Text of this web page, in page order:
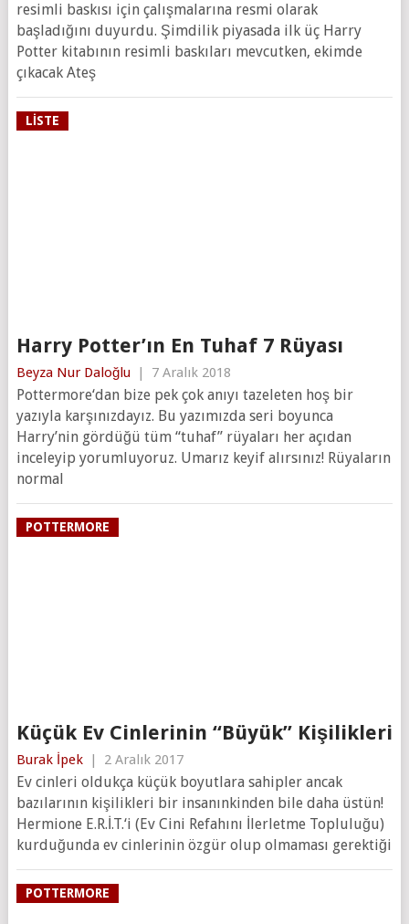
resimli baskısı için çalışmalarına resmi olarak
başladığını duyurdu. Şimdilik piyasada ilk üç Harry
Potter kitabının resimli baskıları mevcutken, ekimde
çıkacak Ateş
LISTE
Harry Potter’ın En Tuhaf 7 Rüyası
Beyza Nur Daloğlu | 7 Aralık 2018
Pottermore‘dan bize pek çok anıyı tazeleten hoş bir
yazıyla karşınızdayız. Bu yazımızda seri boyunca
Harry’nin gördüğü tüm “tuhaf” rüyaları her açıdan
inceleyip yorumluyoruz. Umarız keyif alırsınız! Rüyaların
normal
POTTERMORE
Küçük Ev Cinlerinin “Büyük” Kişilikleri
Burak İpek 2 Aralık 2017
Ev cinleri oldukça küçük boyutlara sahipler ancak
bazılarının kişilikleri bir insanınkinden bile daha üstün!
Hermione E.R.İ.T.‘i (Ev Cini Refahını İlerletme Topluluğu)
kurduğunda ev cinlerinin özgür olup olmaması gerektiği
POTTERMORE